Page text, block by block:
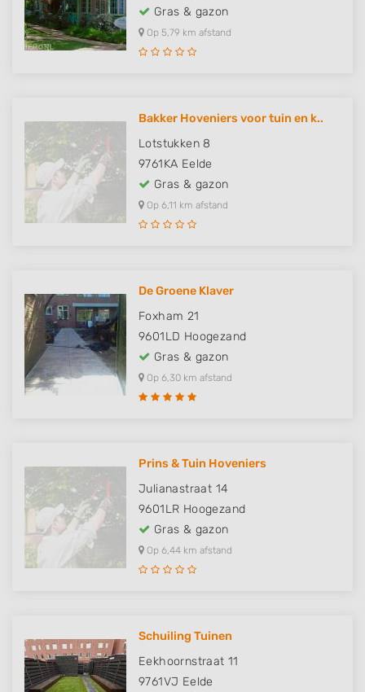
Gras & gazon
Op 5,79 km afstand
Bakker Hoveniers voor tuin en k..
Lotstukken 8
9761KA Eelde
Gras & gazon
Op 6,11 km afstand
De Groene Klaver
Foxham 21
9601LD Hoogezand
Gras & gazon
Op 6,30 km afstand
Prins & Tuin Hoveniers
Julianastraat 14
9601LR Hoogezand
Gras & gazon
Op 6,44 km afstand
Schuiling Tuinen
Eekhoornstraat 11
9761VJ Eelde